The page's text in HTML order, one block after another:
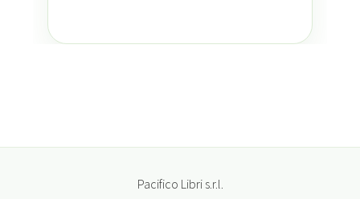
Pacifico Libri s.r.l.